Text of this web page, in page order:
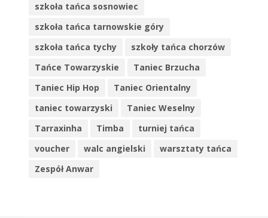
szkoła tańca sosnowiec
szkoła tańca tarnowskie góry
szkoła tańca tychy
szkoły tańca chorzów
Tańce Towarzyskie
Taniec Brzucha
Taniec Hip Hop
Taniec Orientalny
taniec towarzyski
Taniec Weselny
Tarraxinha
Timba
turniej tańca
voucher
walc angielski
warsztaty tańca
Zespół Anwar